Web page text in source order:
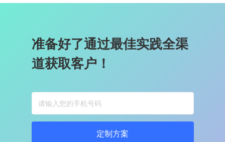
准备好了通过最佳实践全渠
道获取客户！
定制方案